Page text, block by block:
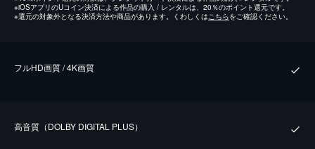
※iOSアプリのUコイン決済による作品の購入 / レンタルは、20％のポイント還元です。
※還元の対象外となる決済方法や商品があります。くわしくはこちらをご確認ください。
フルHD画質 / 4K画質
⾼⾳質（DOLBY DIGITAL PLUS）